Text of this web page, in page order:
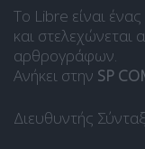
Το Libre είναι
και
αρθρογράφων.
Ανήκει στην SP
Διευθυντής